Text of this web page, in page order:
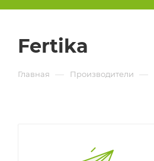
Fertika
Главная — Производители —